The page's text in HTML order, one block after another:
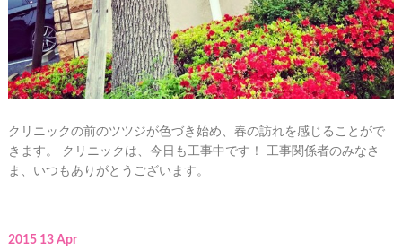
クリニックの前のツツジが色づき始め、春の訪れを感じることがで
きます。 クリニックは、今日も工事中です！ 工事関係者のみなさ
ま、いつもありがとうございます。
2015 13 Apr